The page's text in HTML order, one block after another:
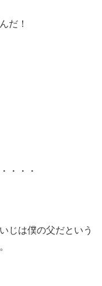
だ！
・・・
じは僕の父だという